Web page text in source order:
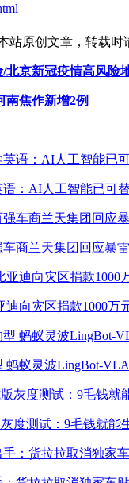
站原创文章，转载时
北京新冠疫情高风险
南焦作新增2例
：AI人工智能已可
商兰天集团回应暴
向灾区捐款1000万
蚂蚁灵波LingBot-
度测试：9毛钱就能